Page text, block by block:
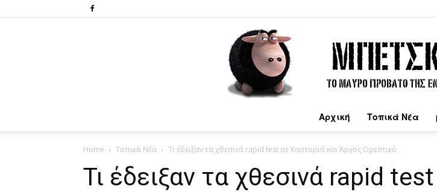
Αρχική Τοπικά Νέα
Home Τοπικά Νέα Τι έδειξαν τα χθεσινά rapid test σε Καστοριά και Άργος Ορεστικό
Τι έδειξαν τα χθεσινά rapid